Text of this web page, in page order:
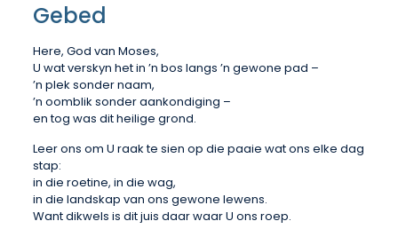
Gebed
Here, God van Moses,
U wat verskyn het in ’n bos langs ’n gewone pad –
’n plek sonder naam,
’n oomblik sonder aankondiging –
en tog was dit heilige grond.
Leer ons om U raak te sien op die paaie wat ons elke dag
stap:
in die roetine, in die wag,
in die landskap van ons gewone lewens.
Want dikwels is dit juis daar waar U ons roep.